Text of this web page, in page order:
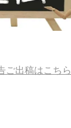
ご出稿はこちら